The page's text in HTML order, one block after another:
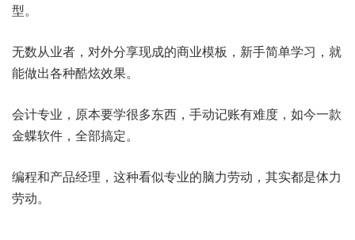
型。
无数从业者，对外分享现成的商业模板，新手简单学习，就
能做出各种酷炫效果。
会计专业，原本要学很多东西，手动记账有难度，如今一款
金蝶软件，全部搞定。
编程和产品经理，这种看似专业的脑力劳动，其实都是体力
劳动。